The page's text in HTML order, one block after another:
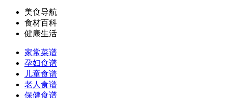
美食导航
食材百科
健康生活
家常菜谱
孕妇食谱
儿童食谱
老人食谱
保健食谱